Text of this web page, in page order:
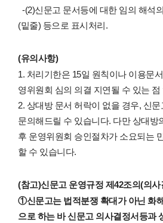
-(2)신문고 문서등에 대한 임의 해석
(밑줄) 등으로 표시처리.
(유의사항)
1. 처리기한은 15일 원칙이나 이용문
영위원회 심의 의결 지연될 수 있는
2. 상대방 문서 허락이 없을 경우, 신
문의해드릴 수 있습니다. 다만 상대방
후 운영위원회 승인절차가 소요되는
할 수 있습니다.
(참고)신문고 운영규정 제42조의(의
①신문고는 법적분쟁 확대가 아닌 화
으로 하는 바 신문고 의사결정서등과